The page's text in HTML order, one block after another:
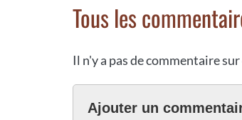
Tous les
Il n'y a pas de commentaire
Ajouter un